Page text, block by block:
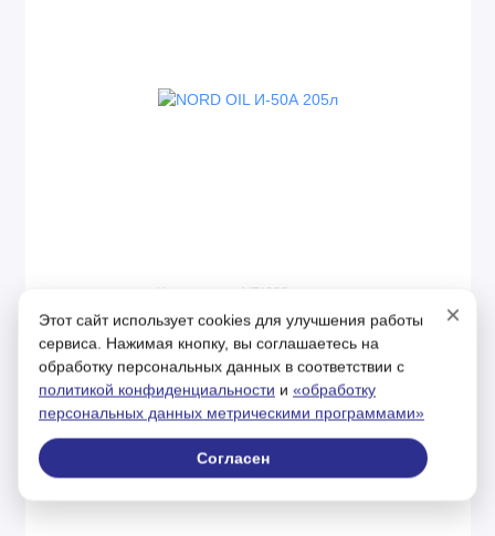
Код товара: NRI083
NORD OIL И-50А 205л
45329р.
×
Этот сайт использует cookies для улучшения работы
сервиса. Нажимая кнопку, вы соглашаетесь на
обработку персональных данных в соответствии с
политикой конфиденциальности и «обработку
персональных данных метрическими программами»
Согласен